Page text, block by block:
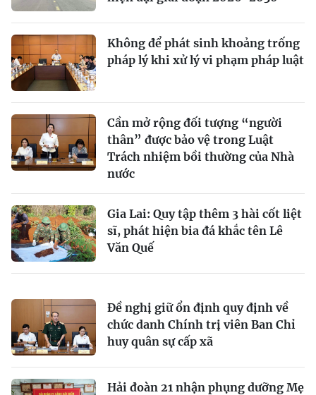
Không để phát sinh khoảng trống
pháp lý khi xử lý vi phạm pháp luật
Cần mở rộng đối tượng “người
thân” được bảo vệ trong Luật
Trách nhiệm bồi thường của Nhà
nước
Gia Lai: Quy tập thêm 3 hài cốt liệt
sĩ, phát hiện bia đá khắc tên Lê
Văn Quế
Đề nghị giữ ổn định quy định về
chức danh Chính trị viên Ban Chỉ
huy quân sự cấp xã
Hải đoàn 21 nhận phụng dưỡng Mẹ